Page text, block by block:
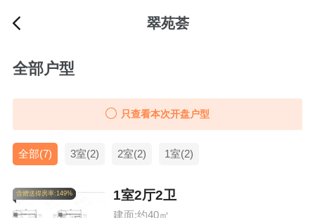
翠苑荟
全部户型
只查看本次开盘户型
全部(7) 3室(2) 2室(2) 1室(2)
含赠送得房率:149% 1室2厅2卫
建面:约40㎡